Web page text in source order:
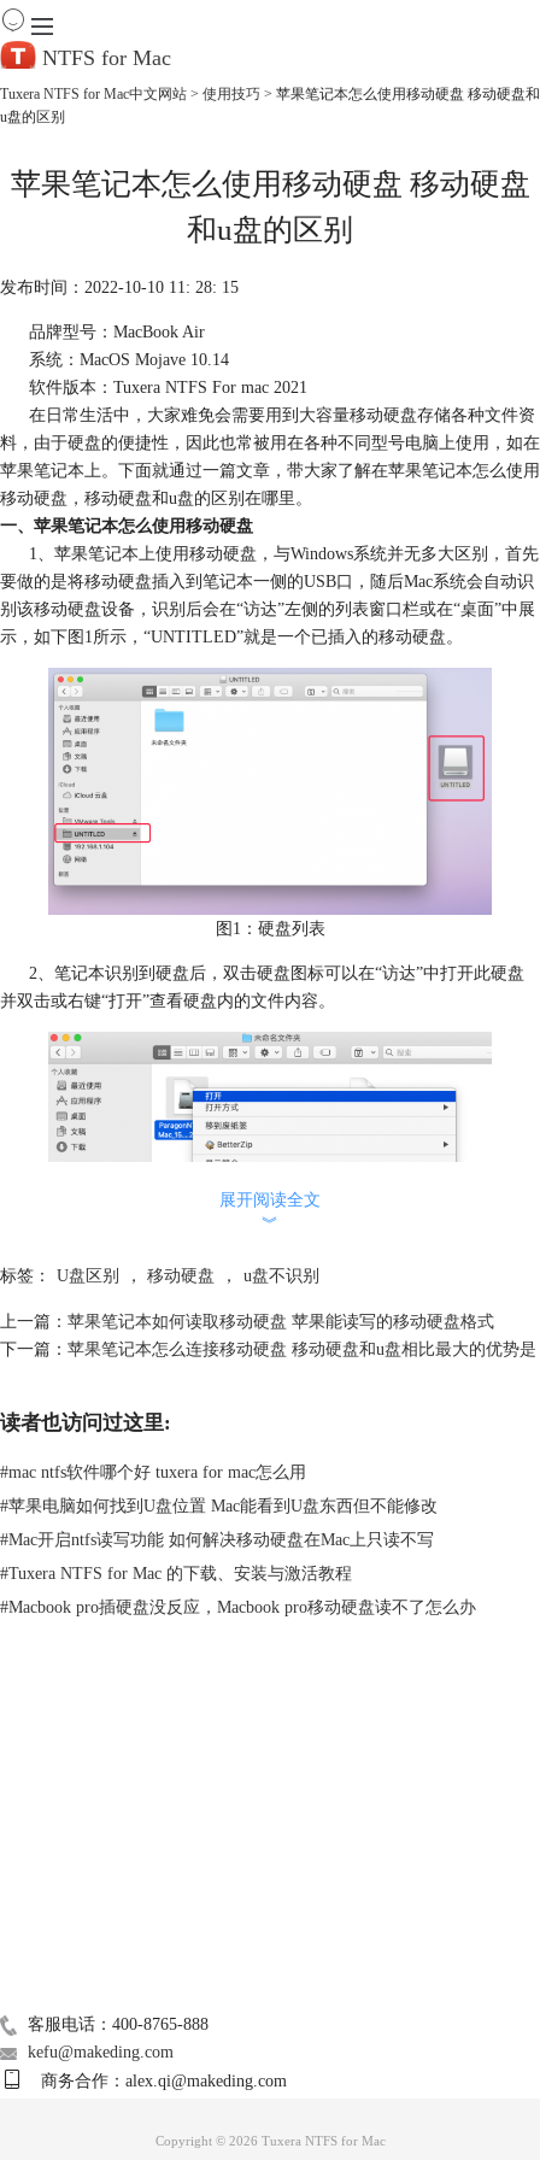
NTFS for Mac
下 载
购买
Tuxera NTFS for Mac中文网站 > 使用技巧 > 苹果笔记本怎么使用移动硬盘 移动硬盘和
u盘的区别
苹果笔记本怎么使用移动硬盘 移动硬盘
和u盘的区别
发布时间：2022-10-10 11: 28: 15
品牌型号：MacBook Air
系统：MacOS Mojave 10.14
软件版本：Tuxera NTFS For mac 2021
在日常生活中，大家难免会需要用到大容量移动硬盘存储各种文件资
料，由于硬盘的便捷性，因此也常被用在各种不同型号电脑上使用，如在
苹果笔记本上。下面就通过一篇文章，带大家了解在苹果笔记本怎么使用
移动硬盘，移动硬盘和u盘的区别在哪里。
一、苹果笔记本怎么使用移动硬盘
1、苹果笔记本上使用移动硬盘，与Windows系统并无多大区别，首先
要做的是将移动硬盘插入到笔记本一侧的USB口，随后Mac系统会自动识
别该移动硬盘设备，识别后会在“访达”左侧的列表窗口栏或在“桌面”中展
示，如下图1所示，“UNTITLED”就是一个已插入的移动硬盘。
图1：硬盘列表
2、笔记本识别到硬盘后，双击硬盘图标可以在“访达”中打开此硬盘
并双击或右键“打开”查看硬盘内的文件内容。
3、对于大部分移动硬盘格式，用户还可以在打开时对其内容进行编
软件主界面见下图，它可以将NTFS格式转为Windows NT文件系统
展开阅读全文
︾
标签： U盘区别 ， 移动硬盘 ， u盘不识别
上一篇： 苹果笔记本如何读取移动硬盘 苹果能读写的移动硬盘格式
下一篇： 苹果笔记本怎么连接移动硬盘 移动硬盘和u盘相比最大的优势是
读者也访问过这里:
#mac ntfs软件哪个好 tuxera for mac怎么用
#苹果电脑如何找到U盘位置 Mac能看到U盘东西但不能修改
#Mac开启ntfs读写功能 如何解决移动硬盘在Mac上只读不写
#Tuxera NTFS for Mac 的下载、安装与激活教程
#Macbook pro插硬盘没反应，Macbook pro移动硬盘读不了怎么办
客服电话：400-8765-888
kefu@makeding.com
商务合作：alex.qi@makeding.com
Copyright © 2026 Tuxera NTFS for Mac